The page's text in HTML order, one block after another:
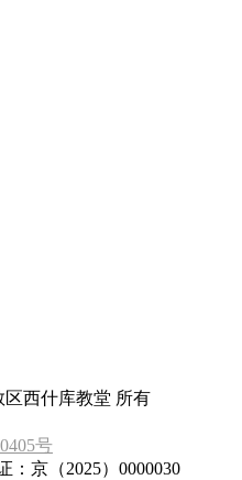
区西什库教堂 所有
号
：京（2025）0000030